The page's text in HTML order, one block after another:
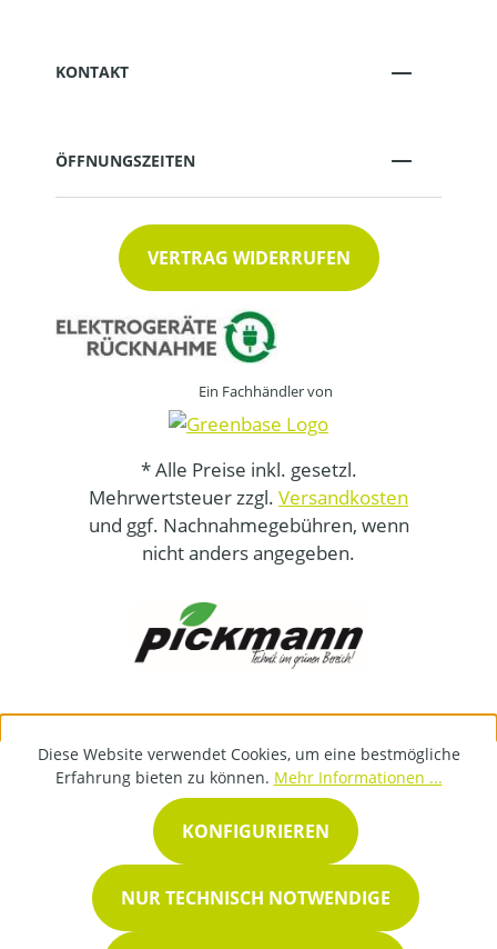
KONTAKT
ÖFFNUNGSZEITEN
VERTRAG WIDERRUFEN
Ein Fachhändler von
* Alle Preise inkl. gesetzl.
Mehrwertsteuer zzgl. Versandkosten
und ggf. Nachnahmegebühren, wenn
nicht anders angegeben.
Diese Website verwendet Cookies, um eine bestmögliche
Erfahrung bieten zu können. Mehr Informationen ...
NUR TECHNISCH NOTWENDIGE
KONFIGURIEREN